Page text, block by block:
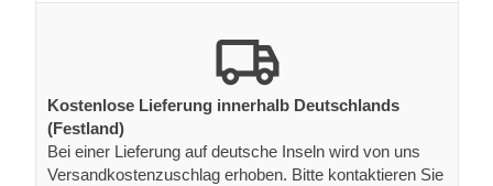
Kostenlose Lieferung innerhalb Deutschlands
(Festland)
Bei einer Lieferung auf deutsche Inseln wird von uns
Versandkostenzuschlag erhoben. Bitte kontaktieren Sie